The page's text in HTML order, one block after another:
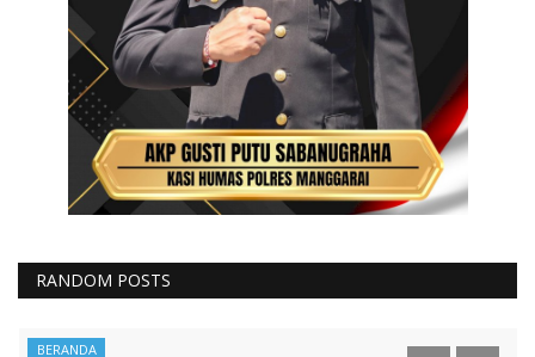
RANDOM POSTS
Binmas